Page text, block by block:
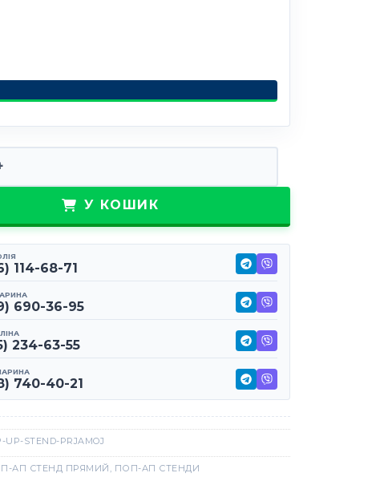
У КОШИК
114-68-71
690-36-95
234-63-55
740-40-21
UP-STEND-PRJAMOJ
АП СТЕНД ПРЯМИЙ ПОП-АП СТЕНДИ